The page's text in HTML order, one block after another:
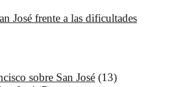
José frente a las dificultades
sobre San José (13)